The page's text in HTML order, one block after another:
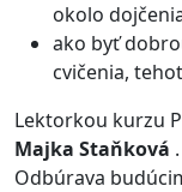
okolo
ako byť
cvičenia,
Lektorkou kurzu
Majka Staňková
Odbúrava